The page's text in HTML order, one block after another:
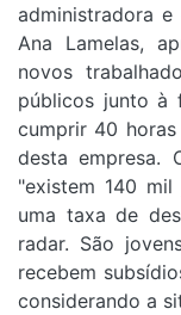
administradora
Ana Lamelas,
novos
públicos junto à
cumprir 40
desta empresa.
"existem 140
uma taxa de
radar. São
recebem
considerando a